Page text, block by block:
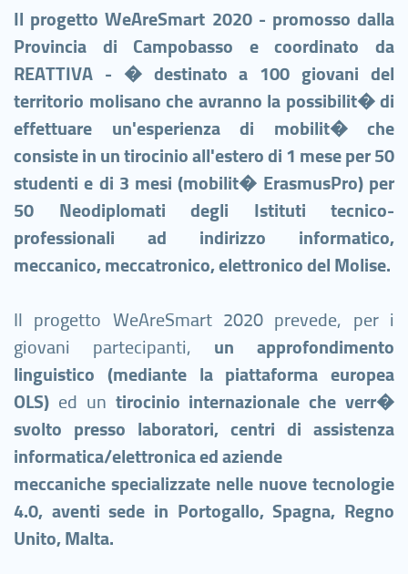
Il progetto WeAreSmart 2020 - promosso dalla
Provincia di Campobasso e coordinato da
REATTIVA - � destinato a 100 giovani del
territorio molisano che avranno la possibilit� di
effettuare un'esperienza di mobilit� che
consiste in un tirocinio all'estero di 1 mese per 50
studenti e di 3 mesi (mobilit� ErasmusPro) per
50 Neodiplomati degli Istituti tecnico-
professionali ad indirizzo informatico,
meccanico, meccatronico, elettronico del Molise.
Il progetto WeAreSmart 2020 prevede, per i
giovani partecipanti, un approfondimento
linguistico (mediante la piattaforma europea
OLS) ed un tirocinio internazionale che verr�
svolto presso laboratori, centri di assistenza
informatica/elettronica ed aziende
meccaniche specializzate nelle nuove tecnologie
4.0, aventi sede in Portogallo, Spagna, Regno
Unito, Malta.